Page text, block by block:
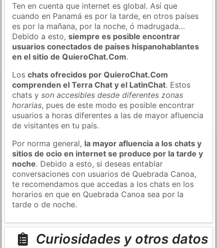
Ten en cuenta que internet es global. Así que
cuando en Panamá es por la tarde, en otros países
es por la mañana, por la noche, ó madrugada…
Debido a esto,siempre es posible encontrar
usuarios conectados de países hispanohablantes
en el sitio de QuieroChat.Com.
Loschats ofrecidos por QuieroChat.Com
comprenden el Terra Chat y el LatinChat. Estos
chats yson accesibles desde diferentes zonas
horarias, pues de este modo es posible encontrar
usuarios a horas diferentes a las de mayor afluencia
de visitantes en tu país.
Por norma general, la mayor afluencia a los chats y
sitios de ocio en internet se produce por la tarde y
noche. Debido a esto, si deseas entablar
conversaciones con usuarios de Quebrada Canoa,
te recomendamos que accedas a los chats en los
horarios en que en Quebrada Canoa sea por la
tarde o de noche.
Curiosidades y otros datos